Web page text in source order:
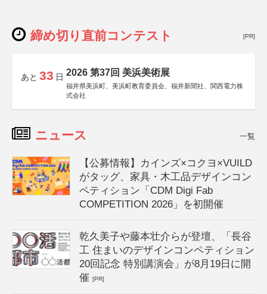
締め切り直前コンテスト [PR]
あと 33 日 2026 第37回 美浜美術展
福井県美浜町、美浜町教育委員会、福井新聞社、関西電力株
式会社
ニュース 一覧
【公募情報】カインズ×コクヨ×VUILD
がタッグ、家具・木工品デザインコン
ペティション「CDM Digi Fab
COMPETITION 2026」を初開催
乾久美子や藤本壮介らが登壇、「長谷
工 住まいのデザインコンペティション
20回記念 特別講演会」が8月19日に開
催[PR]